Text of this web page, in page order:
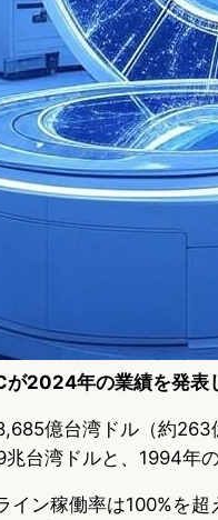
2024年の業績を発表
億台湾ドル（約
台湾ドルと、1994年
ン稼働率は100%を超